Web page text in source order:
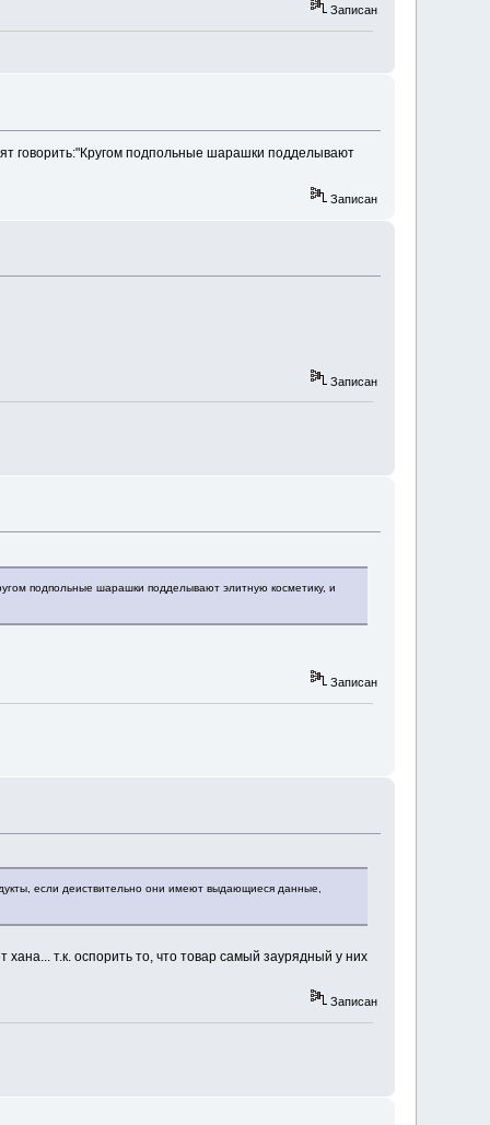
Записан
говорить:"Кругом подпольные шарашки подделывают
Записан
Записан
подпольные шарашки подделывают элитную косметику, и
Записан
если деиствительно они имеют выдающиеся данные,
т.к. оспорить то, что товар самый заурядный у них
Записан